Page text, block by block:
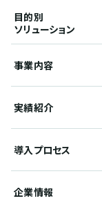
目的別
ソリューション
事業内容
実績紹介
導入プロセス
企業情報